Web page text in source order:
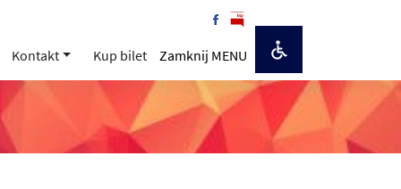
Kontakt Kup bilet Zamknij MENU